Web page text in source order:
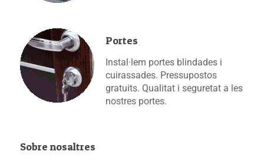
Portes
Instal·lem portes blindades i
cuirassades. Pressupostos
gratuits. Qualitat i seguretat a les
nostres portes.
Sobre nosaltres